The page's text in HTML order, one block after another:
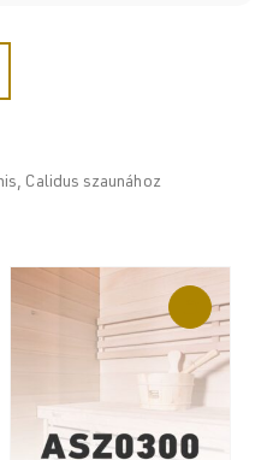
Calidus szaunához